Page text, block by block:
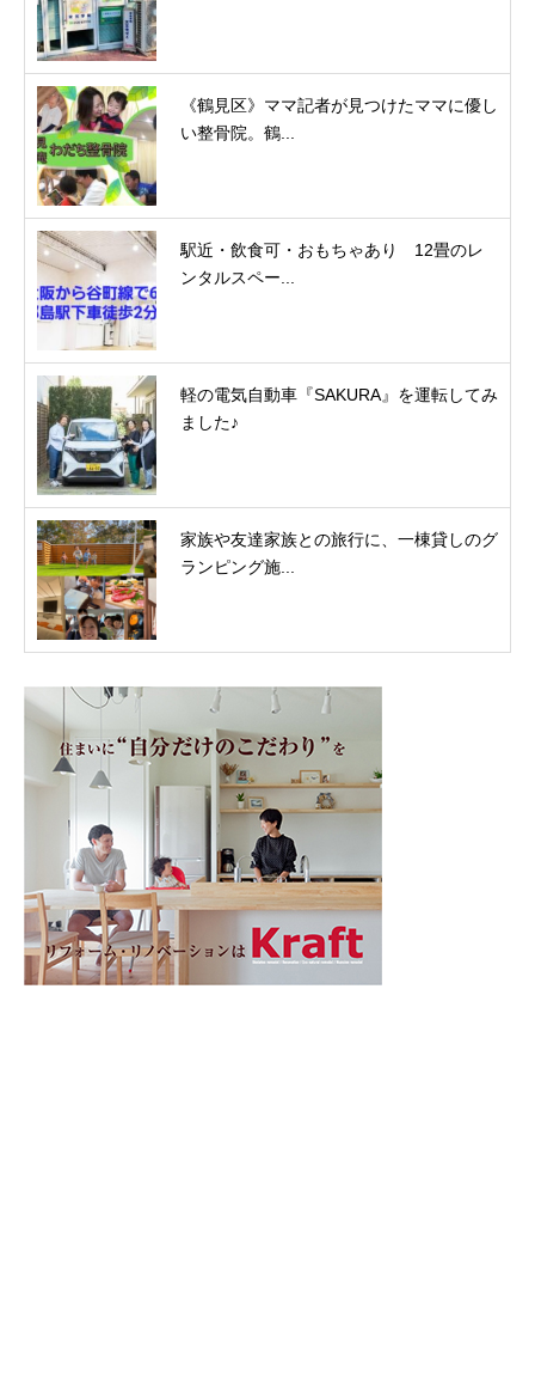
《鶴見区》ママ記者が見つけたママに優し
い整骨院。鶴...
駅近・飲食可・おもちゃあり 12畳のレ
ンタルスペー...
軽の電気自動車『SAKURA』を運転してみ
ました♪
家族や友達家族との旅行に、一棟貸しのグ
ランピング施...